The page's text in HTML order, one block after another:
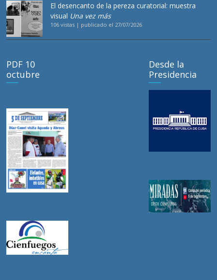
El desencanto de la pereza curatorial: muestra
visual Una vez más
106 vistas | publicado el 27/07/2026
PDF 10
octubre
Desde la
Presidencia